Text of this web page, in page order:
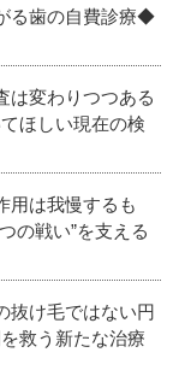
る歯の自費診療◆
は変わりつつある
ほしい現在の検
用は我慢するも
の戦い”を支える
抜け毛ではない円
救う新たな治療